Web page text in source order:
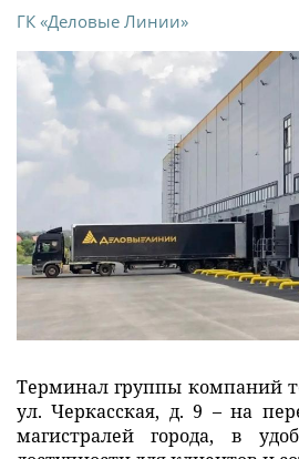
ГК «Деловые Линии»
Терминал группы компаний
ул. Черкасская, д. 9 – на
магистралей города, в